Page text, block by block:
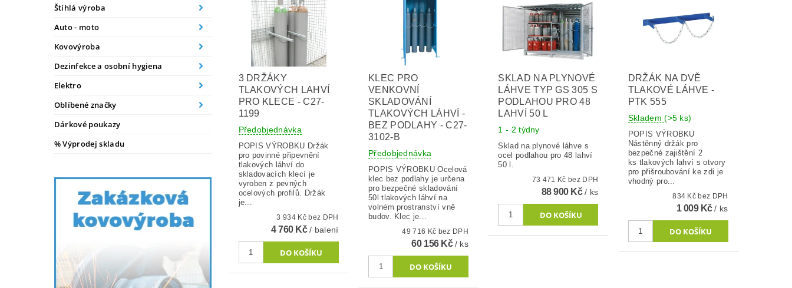
Štíhlá výroba
Auto - moto
Kovovýroba
Dezinfekce a osobní hygiena
Elektro
Oblíbené značky
Dárkové poukazy
% Výprodej skladu
3 DRŽÁKY
TLAKOVÝCH LAHVÍ
PRO KLECE - C27-
1199
Předobjednávka
POPIS VÝROBKU Držák
pro povinné připevnění
tlakových láhví do
skladovacích klecí je
vyroben z pevných
ocelových profilů. Držák
je...
3 934 Kč bez DPH
4 760 Kč/ balení
KLEC PRO
VENKOVNÍ
SKLADOVÁNÍ
TLAKOVÝCH LÁHVÍ -
BEZ PODLAHY - C27-
3102-B
Předobjednávka
POPIS VÝROBKU Ocelová
klec bez podlahy je určena
pro bezpečné skladování
50l tlakových láhví na
volném prostranství vně
budov. Klec je...
49 716 Kč bez DPH
60 156 Kč/ ks
SKLAD NA PLYNOVÉ
LÁHVE TYP GS 305 S
PODLAHOU PRO 48
LAHVÍ 50 L
1 - 2 týdny
Sklad na plynové láhve s
ocel podlahou pro 48 lahví
50 l.
73 471 Kč bez DPH
88 900 Kč/ ks
DRŽÁK NA DVĚ
TLAKOVÉ LÁHVE -
PTK 555
Skladem(>5 ks)
POPIS VÝROBKU
Nástěnný držák pro
bezpečné zajištění 2
ks tlakových lahví s otvory
pro přišroubování ke zdi je
vhodný pro...
834 Kč bez DPH
1 009 Kč/ ks